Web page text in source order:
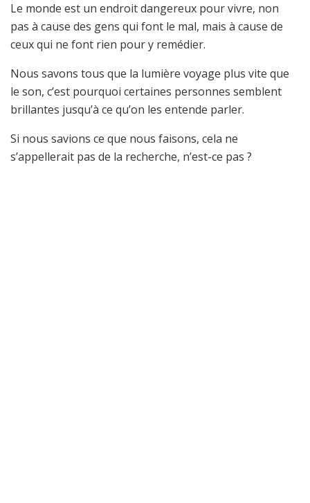
Le monde est un endroit dangereux pour vivre, non
pas à cause des gens qui font le mal, mais à cause de
ceux qui ne font rien pour y remédier.
Nous savons tous que la lumière voyage plus vite que
le son, c’est pourquoi certaines personnes semblent
brillantes jusqu’à ce qu’on les entende parler.
Si nous savions ce que nous faisons, cela ne
s’appellerait pas de la recherche, n’est-ce pas ?